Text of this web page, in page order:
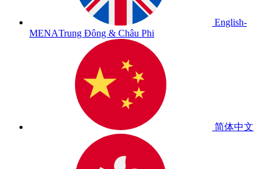
English-
MENATrung Đông & Châu Phi
简体中文